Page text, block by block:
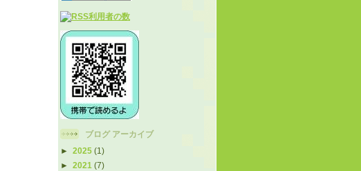
ブログ アーカイブ
► 2025 (1)
► 2021 (7)